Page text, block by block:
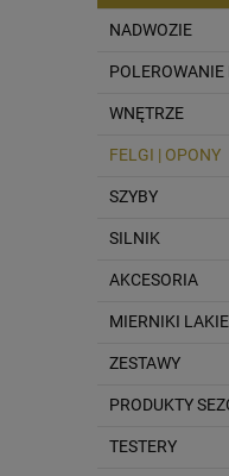
NADWOZIE
POLEROWANIE
WNĘTRZE
FELGI | OPONY
SZYBY
SILNIK
AKCESORIA
MIERNIKI
ZESTAWY
PRODUKTY
TESTERY